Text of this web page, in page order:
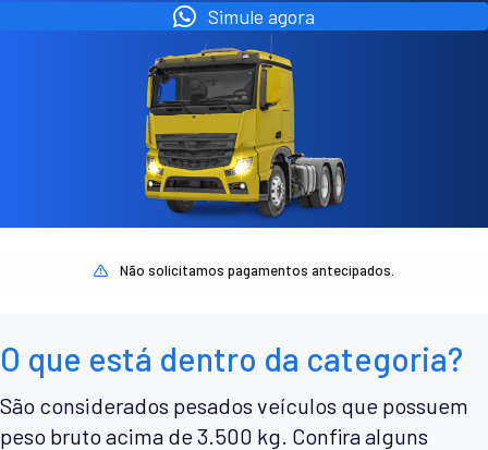
Simule agora
Não solicitamos pagamentos antecipados.
O que está dentro da categoria?
São considerados pesados veículos que possuem
peso bruto acima de 3.500 kg. Confira alguns